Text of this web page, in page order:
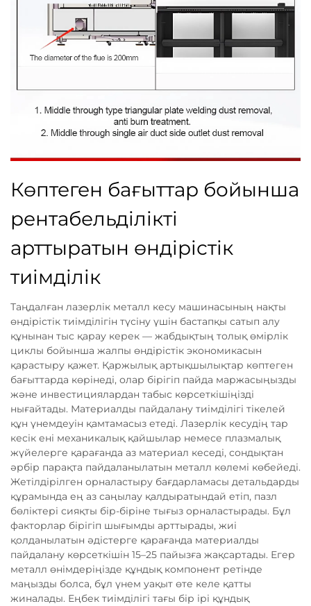
Көптеген бағыттар бойынша
рентабельділікті
арттыратын өндірістік
тиімділік
Таңдалған лазерлік металл кесу машинасының нақты
өндірістік тиімділігін түсіну үшін бастапқы сатып алу
құнынан тыс қарау керек — жабдықтың толық өмірлік
циклы бойынша жалпы өндірістік экономикасын
қарастыру қажет. Қаржылық артықшылықтар көптеген
бағыттарда көрінеді, олар бірігіп пайда маржасыңызды
және инвестициялардан табыс көрсеткішіңізді
нығайтады. Материалды пайдалану тиімділігі тікелей
құн үнемдеуін қамтамасыз етеді. Лазерлік кесудің тар
кесік ені механикалық қайшылар немесе плазмалық
жүйелерге қарағанда аз материал кеседі, сондықтан
әрбір парақта пайдаланылатын металл көлемі көбейеді.
Жетілдірілген орналастыру бағдарламасы детальдарды
құрамында ең аз саңылау қалдыратындай етіп, пазл
бөліктері сияқты бір-біріне тығыз орналастырады. Бұл
факторлар бірігіп шығымды арттырады, жиі
қолданылатын әдістерге қарағанда материалды
пайдалану көрсеткішін 15–25 пайызға жақсартады. Егер
металл өнімдеріңізде құндық компонент ретінде
маңызды болса, бұл үнем уақыт өте келе қатты
жиналады. Еңбек тиімділігі тағы бір ірі құндық